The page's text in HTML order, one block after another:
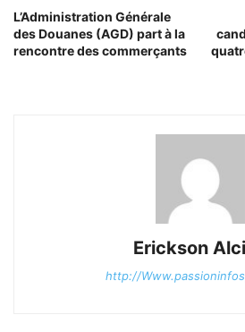
L’Administration Générale
des Douanes (AGD) part à la
rencontre des commerçants
Erickson
http://